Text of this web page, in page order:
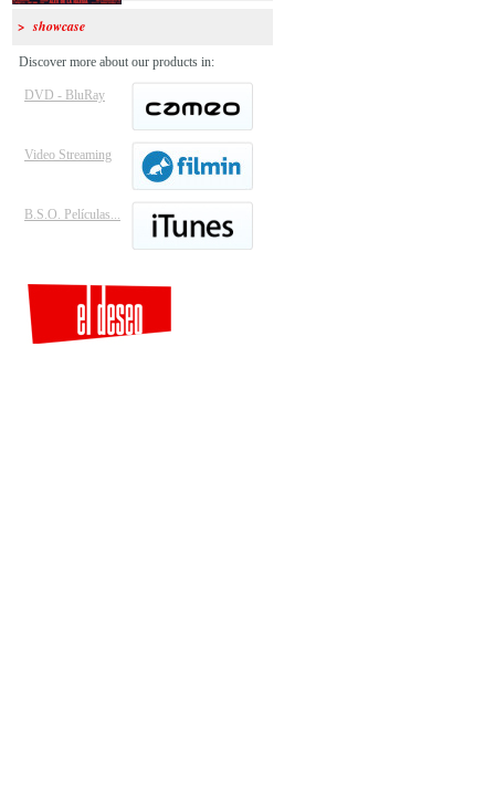
>Acción mutante
> showcase
Discover more about our products in:
DVD - BluRay
Video Streaming
B.S.O. Películas...